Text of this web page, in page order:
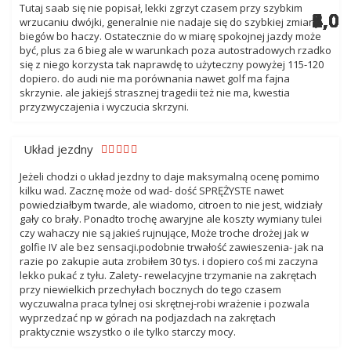
4,0
4,0
2,0
Tutaj saab się nie popisał, lekki zgrzyt czasem przy szybkim
wrzucaniu dwójki, generalnie nie nadaje się do szybkiej zmiany
biegów bo haczy. Ostatecznie do w miarę spokojnej jazdy może
być, plus za 6 bieg ale w warunkach poza autostradowych rzadko
się z niego korzysta tak naprawdę to użyteczny powyżej 115-120
dopiero. do audi nie ma porównania nawet golf ma fajna
skrzynie. ale jakiejś strasznej tragedii też nie ma, kwestia
przyzwyczajenia i wyczucia skrzyni.
5,0
Układ jezdny
Jeżeli chodzi o układ jezdny to daje maksymalną ocenę pomimo
kilku wad. Zacznę może od wad- dość SPRĘŻYSTE nawet
powiedziałbym twarde, ale wiadomo, citroen to nie jest, widziały
gały co brały. Ponadto trochę awaryjne ale koszty wymiany tulei
czy wahaczy nie są jakieś rujnujące, Może troche drożej jak w
golfie IV ale bez sensacji.podobnie trwałość zawieszenia- jak na
razie po zakupie auta zrobiłem 30 tys. i dopiero coś mi zaczyna
lekko pukać z tyłu. Zalety- rewelacyjne trzymanie na zakrętach
przy niewielkich przechyłach bocznych do tego czasem
wyczuwalna praca tylnej osi skrętnej-robi wrażenie i pozwala
wyprzedzać np w górach na podjazdach na zakrętach
praktycznie wszystko o ile tylko starczy mocy.
4,0
5,0
4,0
5,0
4,0
4,0
5,0
4,0
3,0